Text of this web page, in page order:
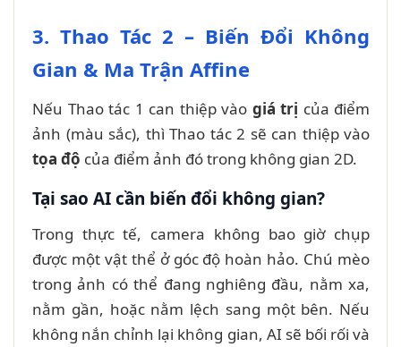
3. Thao Tác 2 – Biến Đổi Không
Gian & Ma Trận Affine
Nếu Thao tác 1 can thiệp vào giá trị của điểm
ảnh (màu sắc), thì Thao tác 2 sẽ can thiệp vào
tọa độ của điểm ảnh đó trong không gian 2D.
Tại sao AI cần biến đổi không gian?
Trong thực tế, camera không bao giờ chụp
được một vật thể ở góc độ hoàn hảo. Chú mèo
trong ảnh có thể đang nghiêng đầu, nằm xa,
nằm gần, hoặc nằm lệch sang một bên. Nếu
không nắn chỉnh lại không gian, AI sẽ bối rối và